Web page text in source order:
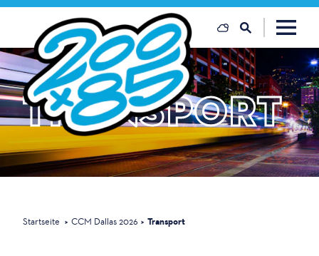
Zum Inhalt springen
TRANSPORT
Startseite CCM Dallas 2026 Transport